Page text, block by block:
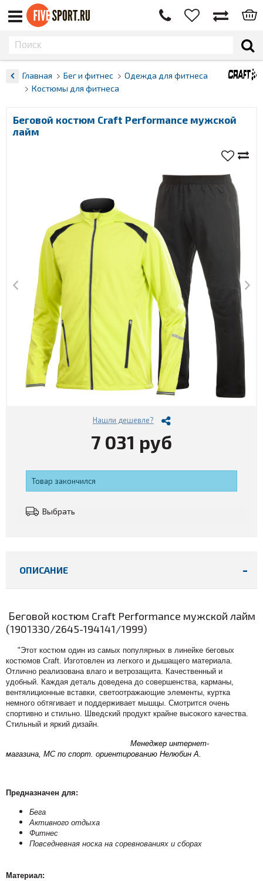
Главная Бег и фитнес
Одежда для фитнеса
Костюмы для фитнеса
Беговой костюм Craft Performance мужской
лайм
Нашли дешевле?
7 031 руб
Товар закончился
Выбрать
ОПИСАНИЕ
Беговой костюм Craft Performance мужской лайм
(1901330/2645-194141/1999)
"Этот костюм один из самых популярных в линейке беговых
костюмов Craft. Изготовлен из легкого и дышащего материала.
Отлично реализована влаго и ветрозащита. Качественный и
удобный. Каждая деталь доведена до совершенства, карманы,
вентялиционные вставки, светоотражающие элементы, куртка
немного обтягивает и поддерживает мышцы. Смотрится очень
спортивно и стильно. Шведский продукт крайне высокого качества.
Стильный и яркий дизайн.
Менеджер интернет-
магазина, МС по спорт. ориентированию Нелюбин А.
Предназначен для:
Бега
Активного отдыха
Фитнес
Повседневная носка на соревнованиях и сборах
Материал: